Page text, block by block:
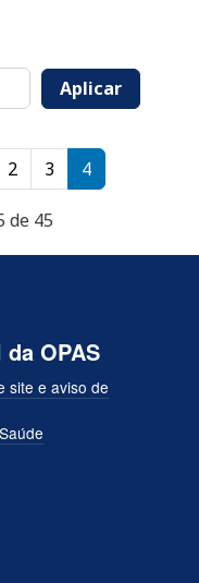
Aplicar
2 3 4
de 45
OPAS
site e aviso de